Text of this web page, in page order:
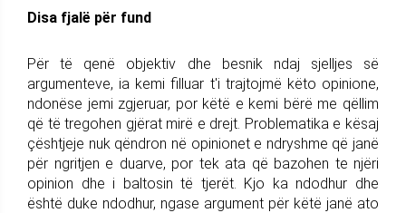
Disa fjalë për fund
Për të qenë objektiv dhe besnik ndaj sjelljes së
argumenteve, ia kemi filluar t'i trajtojmë këto opinione,
ndonëse jemi zgjeruar, por këtë e kemi bërë me qëllim
që të tregohen gjërat mirë e drejt. Problematika e kësaj
çështjeje nuk qëndron në opinionet e ndryshme që janë
për ngritjen e duarve, por tek ata që bazohen te njëri
opinion dhe i baltosin të tjerët. Kjo ka ndodhur dhe
është duke ndodhur, ngase argument për këtë janë ato